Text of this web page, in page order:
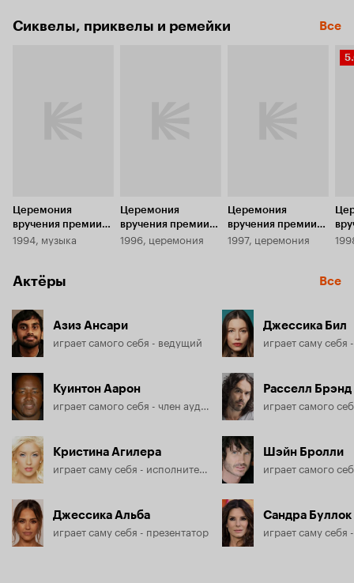
категориях определяются зрительским голосованием на
Сиквелы, приквелы и ремейки Все
Церемония
вручения премии
MTV Movie Awards
1994, музыка
Церемония
вручения премии
MTV Movie Awards
1996, церемония
Церемония
вручения премии
MTV Movie Awards
1997, церемония
Актёры Все
Азиз Ансари
играет самого себя - ведущий
Куинтон Аарон
играет самого себя - член аудитории
Кристина Агилера
играет саму себя - исполнительница
Джессика Альба
играет саму себя - презентатор
Джессика Бил
играет саму себя
Расселл Брэнд
Шэйн Бролли
Сандра Буллок